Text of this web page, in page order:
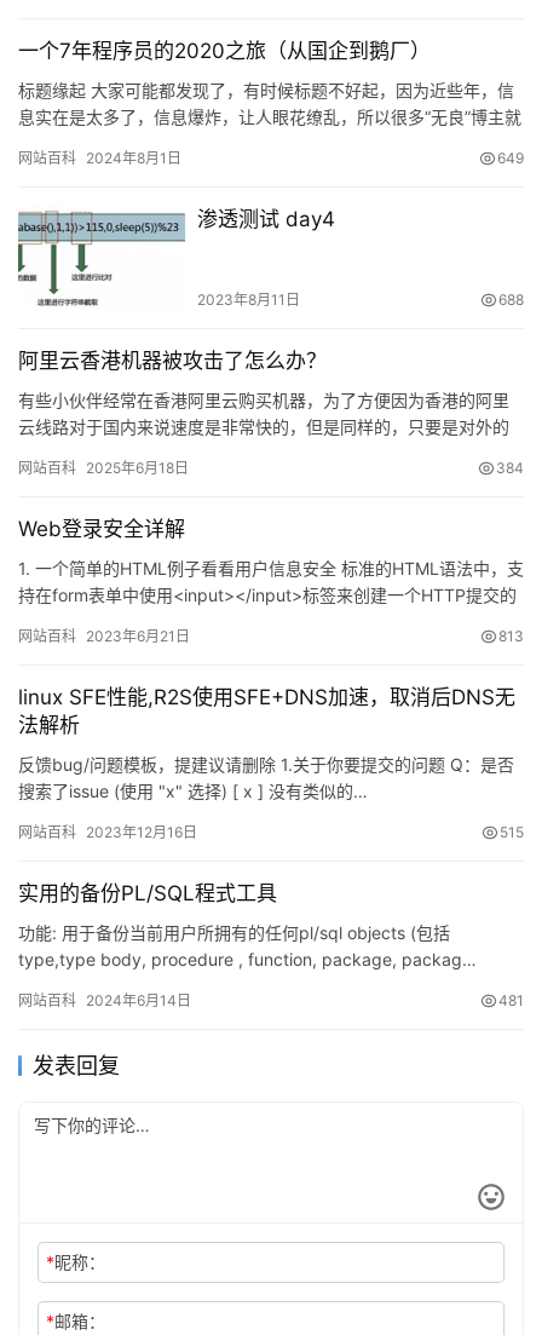
一个7年程序员的2020之旅（从国企到鹅厂）
标题缘起 大家可能都发现了，有时候标题不好起，因为近些年，信
息实在是太多了，信息爆炸，让人眼花缭乱，所以很多“无良”博主就
网站百科 2024年8月1日 649
渗透测试 day4
2023年8月11日 688
阿里云香港机器被攻击了怎么办？
有些小伙伴经常在香港阿里云购买机器，为了方便因为香港的阿里
云线路对于国内来说速度是非常快的，但是同样的，只要是对外的
网站百科 2025年6月18日 384
Web登录安全详解
1. 一个简单的HTML例子看看用户信息安全 标准的HTML语法中，支
持在form表单中使用<input></input>标签来创建一个HTTP提交的
网站百科 2023年6月21日 813
linux SFE性能,R2S使用SFE+DNS加速，取消后DNS无
法解析
反馈bug/问题模板，提建议请删除 1.关于你要提交的问题 Q：是否
搜索了issue (使用 "x" 选择) [ x ] 没有类似的…
网站百科 2023年12月16日 515
实用的备份PL/SQL程式工具
功能: 用于备份当前用户所拥有的任何pl/sql objects (包括
type,type body, procedure , function, package, packag…
网站百科 2024年6月14日 481
发表回复
*昵称：
*邮箱：